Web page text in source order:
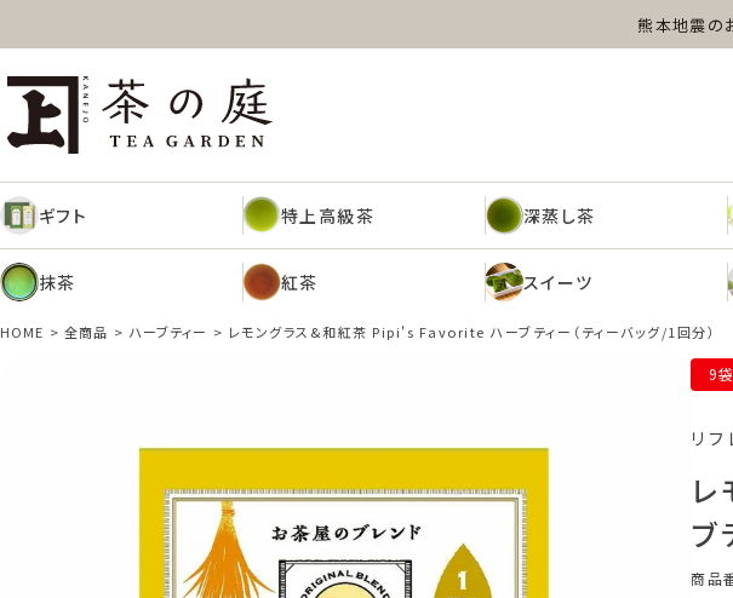
熊本地震の
抹茶
ギフト 特上高級茶 深蒸し茶
抹茶 紅茶 スイーツ
HOME 全商品 ハーブティー レモングラス&和紅茶 Pipi's Favorite ハーブティー（ティーバッグ/1回分）
9
リ
ブ
商品